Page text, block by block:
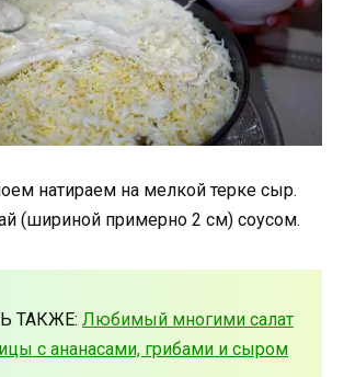
натираем на мелкой терке сыр.
(шириной примерно 2 см) соусом.
ТАКЖЕ: Любимый многими салат
с ананасами, грибами и сыром